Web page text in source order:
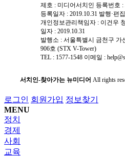
제호 : 미디어서치인 등록번호 :
등록일자 : 2019.10.31 발행·편
개인정보관리책임자 : 이건우 ㅤㅤㅤㅤㅤ
일자 : 2019.10.31
발행소 : 서울특별시 금천구 가
906호 (STX V-Tower)
TEL : 1577-1548 이메일 :
서치인-찾아가는 뉴미디어 All rights
로그인 회원가입 정보찾기
MENU
정치
경제
사회
교육